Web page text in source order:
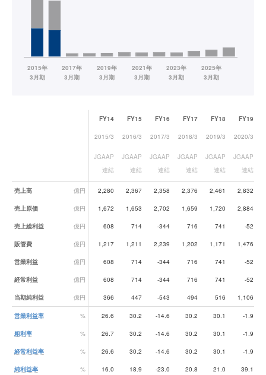
業績データ一覧
FY14 FY15 FY16 FY17 FY18 FY19
2015/3 2016/3 2017/3 2018/3 2019/3 2020/3
JGAAP
連結
JGAAP
連結
JGAAP
連結
JGAAP
連結
JGAAP
連結
JGAAP
連結
売上高 億円 2,280 2,367 2,358 2,376 2,461 2,832
売上原価 億円 1,672 1,653 2,702 1,659 1,720 2,884
売上総利益 億円 608 714 -344 716 741 -52
販管費 億円 1,217 1,211 2,239 1,202 1,171 1,476
営業利益 億円 608 714 -344 716 741 -52
経常利益 億円 608 714 -344 716 741 -52
当期純利益 億円 366 447 -543 494 516 1,106
営業利益率 % 26.6 30.2 -14.6 30.2 30.1 -1.9
粗利率 % 26.7 30.2 -14.6 30.2 30.1 -1.9
経常利益率 % 26.6 30.2 -14.6 30.2 30.1 -1.9
純利益率 % 16.0 18.9 -23.0 20.8 21.0 39.1